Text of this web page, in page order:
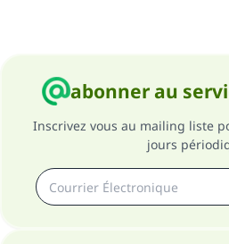
abonner au
Inscrivez vous au mailing liste
jours